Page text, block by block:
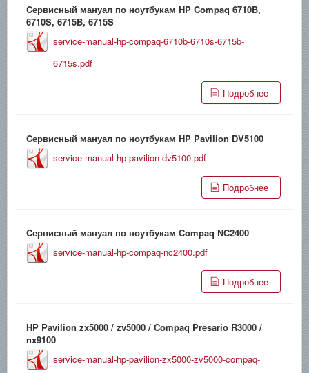
Cервисный мануал по ноутбукам HP Compaq 6710B,
6710S, 6715B, 6715S
service-manual-hp-compaq-6710b-6710s-6715b-
6715s.pdf
Подробнее
Cервисный мануал по ноутбукам HP Pavilion DV5100
service-manual-hp-pavilion-dv5100.pdf
Подробнее
Cервисный мануал по ноутбукам Compaq NC2400
service-manual-hp-compaq-nc2400.pdf
Подробнее
HP Pavilion zx5000 / zv5000 / Compaq Presario R3000 /
nx9100
service-manual-hp-pavilion-zx5000-zv5000-compaq-